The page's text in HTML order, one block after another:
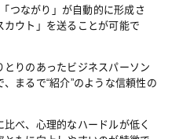
つながり」が自動的に形成さ
ウト」を送ることが可能で
りのあったビジネスパーソン
まるで“紹介”のような信頼性の
べ、心理的なハードルが低く